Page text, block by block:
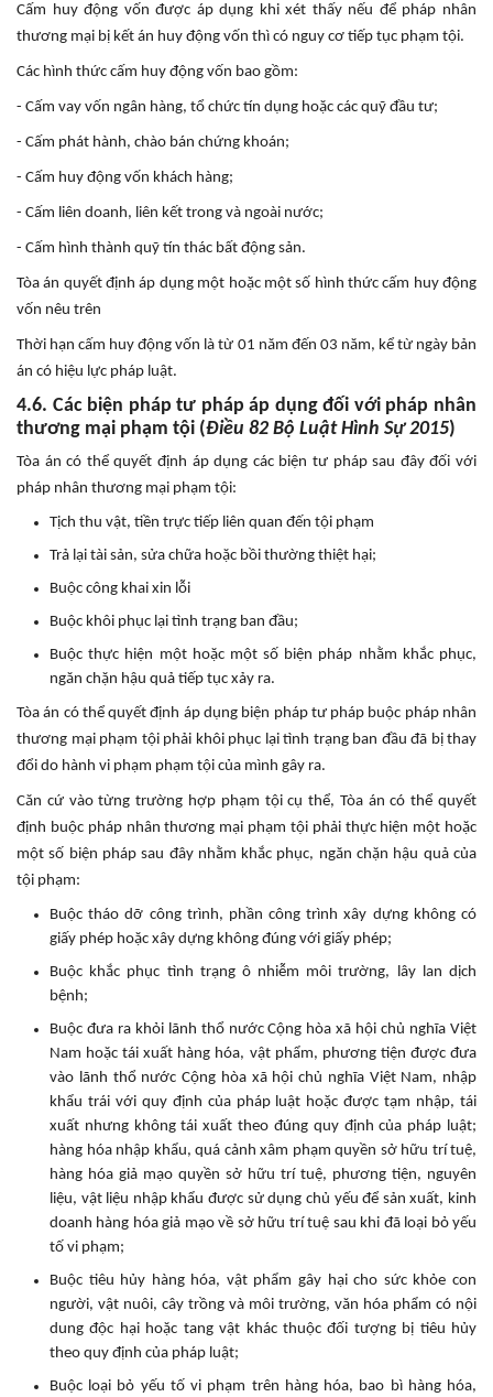
Cấm huy động vốn được áp dụng khi xét thấy nếu để pháp nhân
thương mại bị kết án huy động vốn thì có nguy cơ tiếp tục phạm tội.
Các hình thức cấm huy động vốn bao gồm:
- Cấm vay vốn ngân hàng, tổ chức tín dụng hoặc các quỹ đầu tư;
- Cấm phát hành, chào bán chứng khoán;
- Cấm huy động vốn khách hàng;
- Cấm liên doanh, liên kết trong và ngoài nước;
- Cấm hình thành quỹ tín thác bất động sản.
Tòa án quyết định áp dụng một hoặc một số hình thức cấm huy động
vốn nêu trên
Thời hạn cấm huy động vốn là từ 01 năm đến 03 năm, kể từ ngày bản
án có hiệu lực pháp luật.
4.6. Các biện pháp tư pháp áp dụng đối với pháp nhân
thương mại phạm tội (Điều 82 Bộ Luật Hình Sự 2015)
Tòa án có thể quyết định áp dụng các biện tư pháp sau đây đối với
pháp nhân thương mại phạm tội:
Tịch thu vật, tiền trực tiếp liên quan đến tội phạm
Trả lại tài sản, sửa chữa hoặc bồi thường thiệt hại;
Buộc công khai xin lỗi
Buộc khôi phục lại tình trạng ban đầu;
Buộc thực hiện một hoặc một số biện pháp nhằm khắc phục,
ngăn chặn hậu quả tiếp tục xảy ra.
Tòa án có thể quyết định áp dụng biện pháp tư pháp buộc pháp nhân
thương mại phạm tội phải khôi phục lại tình trạng ban đầu đã bị thay
đổi do hành vi phạm phạm tội của mình gây ra.
Căn cứ vào từng trường hợp phạm tội cụ thể, Tòa án có thể quyết
định buộc pháp nhân thương mại phạm tội phải thực hiện một hoặc
một số biện pháp sau đây nhằm khắc phục, ngăn chặn hậu quả của
tội phạm:
Buộc tháo dỡ công trình, phần công trình xây dựng không có
giấy phép hoặc xây dựng không đúng với giấy phép;
Buộc khắc phục tình trạng ô nhiễm môi trường, lây lan dịch
bệnh;
Buộc đưa ra khỏi lãnh thổ nước Cộng hòa xã hội chủ nghĩa Việt
Nam hoặc tái xuất hàng hóa, vật phẩm, phương tiện được đưa
vào lãnh thổ nước Cộng hòa xã hội chủ nghĩa Việt Nam, nhập
khẩu trái với quy định của pháp luật hoặc được tạm nhập, tái
xuất nhưng không tái xuất theo đúng quy định của pháp luật;
hàng hóa nhập khẩu, quá cảnh xâm phạm quyền sở hữu trí tuệ,
hàng hóa giả mạo quyền sở hữu trí tuệ, phương tiện, nguyên
liệu, vật liệu nhập khẩu được sử dụng chủ yếu để sản xuất, kinh
doanh hàng hóa giả mạo về sở hữu trí tuệ sau khi đã loại bỏ yếu
tố vi phạm;
Buộc tiêu hủy hàng hóa, vật phẩm gây hại cho sức khỏe con
người, vật nuôi, cây trồng và môi trường, văn hóa phẩm có nội
dung độc hại hoặc tang vật khác thuộc đối tượng bị tiêu hủy
theo quy định của pháp luật;
Buộc loại bỏ yếu tố vi phạm trên hàng hóa, bao bì hàng hóa,